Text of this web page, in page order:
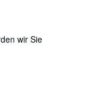
wir Sie